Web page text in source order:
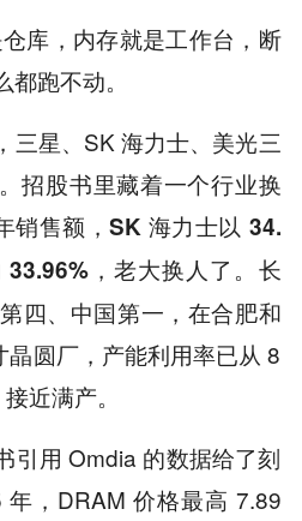
库，内存就是工作台，断
跑不动。
三星、SK 海力士、美光三
招股书里藏着一个行业换
销售额，SK 海力士以 34.
，老大换人了。 长
四、中国第一，在合肥和
圆厂，产能利用率已从 8
近满产。
引用 Omdia 的数据给了刻
，DRAM 价格最高 7.89